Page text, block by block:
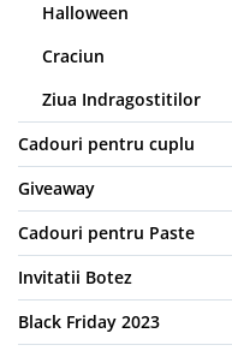
Halloween
Craciun
Ziua Indragostitilor
Cadouri pentru cuplu
Giveaway
Cadouri pentru Paste
Invitatii Botez
Black Friday 2023